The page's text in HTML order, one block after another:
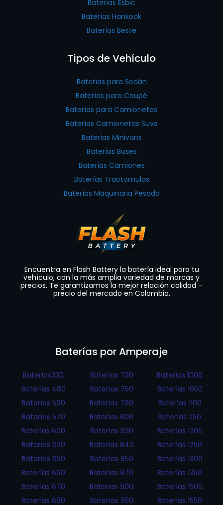
Baterías Esbic
Baterías Hankook
Baterías Beste
Tipos de Vehículo
Baterías para Sedán
Baterías para Coupé
Baterías para Camionetas
Baterías Camionetas Suvs
Baterías Minivans
Baterías Buses
Baterías Camiones
Baterías Tractomulas
Baterías Maquinaria Pesada
Encuentra en Flash Battery la batería ideal para tu
vehículo, con la más amplia variedad de marcas y
precios. Te garantizamos la mejor relación calidad –
precio del mercado en Colombia.
Baterías por Amperaje
Baterías330
Baterías 480
Baterías 560
Baterías 570
Baterías 600
Baterías 620
Baterías 650
Baterías 660
Baterías 670
Baterías 680
Baterías 730
Baterías 750
Baterías 780
Baterías 800
Baterías 830
Baterías 840
Baterías 850
Baterías 870
Baterías 900
Baterías 950
Baterías 1000
Baterías 1050
Baterías 1100
Baterías 1150
Baterías 1200
Baterías 1250
Baterías 1300
Baterías 1350
Baterías 1500
Baterías 1550